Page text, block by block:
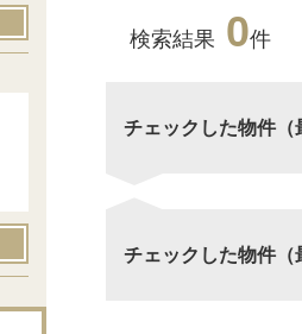
検索結果 0件
チェックした物件（
チェックした物件（